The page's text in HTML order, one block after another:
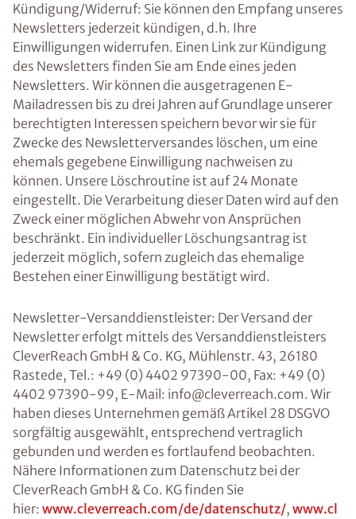
Kündigung/Widerruf: Sie können den Empfang unseres
Newsletters jederzeit kündigen, d.h. Ihre
Einwilligungen widerrufen. Einen Link zur Kündigung
des Newsletters finden Sie am Ende eines jeden
Newsletters. Wir können die ausgetragenen E-
Mailadressen bis zu drei Jahren auf Grundlage unserer
berechtigten Interessen speichern bevor wir sie für
Zwecke des Newsletterversandes löschen, um eine
ehemals gegebene Einwilligung nachweisen zu
können. Unsere Löschroutine ist auf 24 Monate
eingestellt. Die Verarbeitung dieser Daten wird auf den
Zweck einer möglichen Abwehr von Ansprüchen
beschränkt. Ein individueller Löschungsantrag ist
jederzeit möglich, sofern zugleich das ehemalige
Bestehen einer Einwilligung bestätigt wird.
Newsletter-Versanddienstleister: Der Versand der
Newsletter erfolgt mittels des Versanddienstleisters
CleverReach GmbH & Co. KG, Mühlenstr. 43, 26180
Rastede, Tel.: +49 (0) 4402 97390-00, Fax: +49 (0)
4402 97390-99, E-Mail: info@cleverreach.com. Wir
haben dieses Unternehmen gemäß Artikel 28 DSGVO
sorgfältig ausgewählt, entsprechend vertraglich
gebunden und werden es fortlaufend beobachten.
Nähere Informationen zum Datenschutz bei der
CleverReach GmbH & Co. KG finden Sie
hier: www.cleverreach.com/de/datenschutz/, www.cl